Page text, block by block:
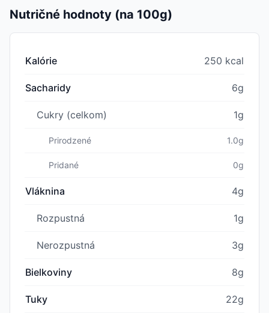
Nutričné hodnoty (na 100g)
Kalórie 250 kcal
Sacharidy 6g
Cukry (celkom) 1g
Prirodzené 1.0g
Pridané 0g
Vláknina 4g
Rozpustná 1g
Nerozpustná 3g
Bielkoviny 8g
Tuky 22g